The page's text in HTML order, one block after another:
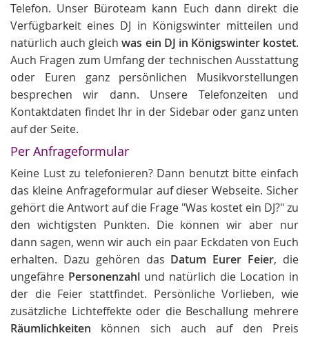
Telefon. Unser Büroteam kann Euch dann direkt die
Verfügbarkeit eines DJ in Königswinter mitteilen und
natürlich auch gleichwas ein DJ in Königswinter kostet.
Auch Fragen zum Umfang der technischen Ausstattung
oder Euren ganz persönlichen Musikvorstellungen
besprechen wir dann. Unsere Telefonzeiten und
Kontaktdaten findet Ihr in der Sidebar oder ganz unten
auf der Seite.
Per Anfrageformular
Keine Lust zu telefonieren? Dann benutzt bitte einfach
das kleine Anfrageformular auf dieser Webseite. Sicher
gehört die Antwort auf die Frage "Was kostet ein DJ?" zu
den wichtigsten Punkten. Die können wir aber nur
dann sagen, wenn wir auch ein paar Eckdaten von Euch
erhalten. Dazu gehören das Datum Eurer Feier, die
ungefähre Personenzahl und natürlich die Location in
der die Feier stattfindet. Persönliche Vorlieben, wie
zusätzliche Lichteffekte oder die Beschallung mehrere
Räumlichkeiten können sich auch auf den Preis